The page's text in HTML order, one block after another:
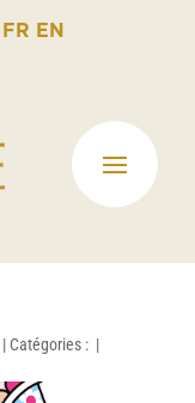
FR EN
| Catégories : |